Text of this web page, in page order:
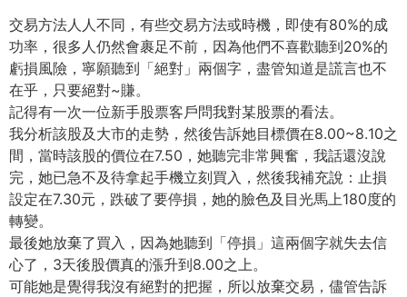
交易方法人人不同，有些交易方法或時機，即使有80%的成
功率， 很多人仍然會裹足不前，因為他們不喜歡聽到20%的
虧損風險， 寧願聽到「絕對」兩個字，盡管知道是謊言也不
在乎，只要絕對~賺。
記得有一次一位新手股票客戶問我對某股票的看法。
我分析該股及大市的走勢，然後告訴她目標價在8.00~8.10之
間，當時該股的價位在7.50，她聽完非常興奮， 我話還沒說
完，她已急不及待拿起手機立刻買入，然後我補充說： 止損
設定在7.30元，跌破了要停損， 她的臉色及目光馬上180度的
轉變。
最後她放棄了買入，因為她聽到「停損」這兩個字就失去信
心了， 3天後股價真的漲升到8.00之上。
可能她是覺得我沒有絕對的把握，所以放棄交易， 儘管告訴